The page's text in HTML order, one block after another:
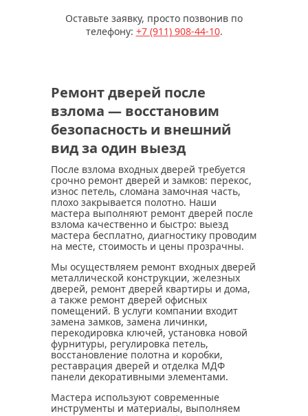
Оставьте заявку, просто позвонив по
телефону: +7 (911) 908-44-10.
Ремонт дверей после
взлома — восстановим
безопасность и внешний
вид за один выезд
После взлома входных дверей требуется
срочно ремонт дверей и замков: перекос,
износ петель, сломана замочная часть,
плохо закрывается полотно. Наши
мастера выполняют ремонт дверей после
взлома качественно и быстро: выезд
мастера бесплатно, диагностику проводим
на месте, стоимость и цены прозрачны.
Мы осуществляем ремонт входных дверей
металлической конструкции, железных
дверей, ремонт дверей квартиры и дома,
а также ремонт дверей офисных
помещений. В услуги компании входит
замена замков, замена личинки,
перекодировка ключей, установка новой
фурнитуры, регулировка петель,
восстановление полотна и коробки,
реставрация дверей и отделка МДФ
панели декоративными элементами.
Мастера используют современные
инструменты и материалы, выполняем